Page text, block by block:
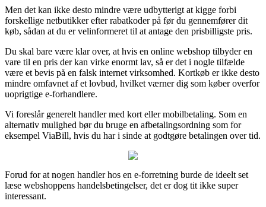
Men det kan ikke desto mindre være udbytterigt at kigge forbi
forskellige netbutikker efter rabatkoder på før du gennemfører dit
køb, sådan at du er velinformeret til at antage den prisbilligste pris.
Du skal bare være klar over, at hvis en online webshop tilbyder en
vare til en pris der kan virke enormt lav, så er det i nogle tilfælde
være et bevis på en falsk internet virksomhed. Kortkøb er ikke desto
mindre omfavnet af et lovbud, hvilket værner dig som køber overfor
uoprigtige e-forhandlere.
Vi foreslår generelt handler med kort eller mobilbetaling. Som en
alternativ mulighed bør du bruge en afbetalingsordning som for
eksempel ViaBill, hvis du har i sinde at godtgøre betalingen over tid.
Forud for at nogen handler hos en e-forretning burde de ideelt set
læse webshoppens handelsbetingelser, det er dog tit ikke super
interessant.